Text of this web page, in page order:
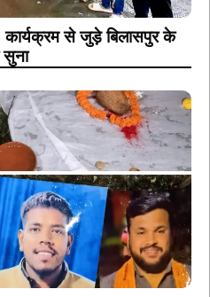
कार्यक्रम से जुड़े बिलासपुर के
सुना